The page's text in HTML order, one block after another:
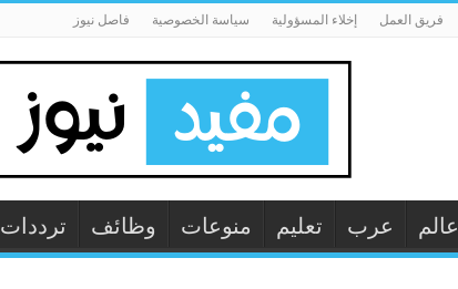
فريق العمل إخلاء المسؤولية سياسة الخصوصية فاصل نيوز
عالم عرب تعليم منوعات وظائف ترددات